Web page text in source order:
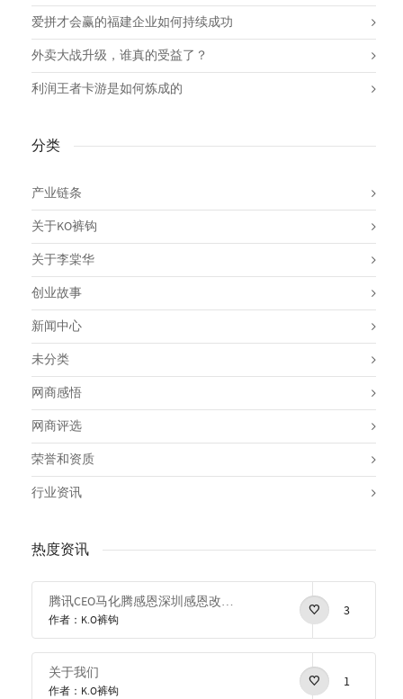
爱拼才会赢的福建企业如何持续成功
外卖大战升级，谁真的受益了？
利润王者卡游是如何炼成的
分类
产业链条
关于KO裤钩
关于李棠华
创业故事
新闻中心
未分类
网商感悟
网商评选
荣誉和资质
行业资讯
热度资讯
腾讯CEO马化腾感恩深圳感恩改革开放
作者：K.O裤钩
3
关于我们
作者：K.O裤钩
1